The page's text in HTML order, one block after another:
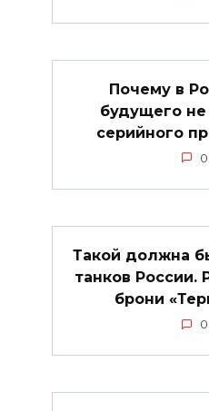
Почему в
будущего
серийного
0
Такой должна
танков России.
брони
0